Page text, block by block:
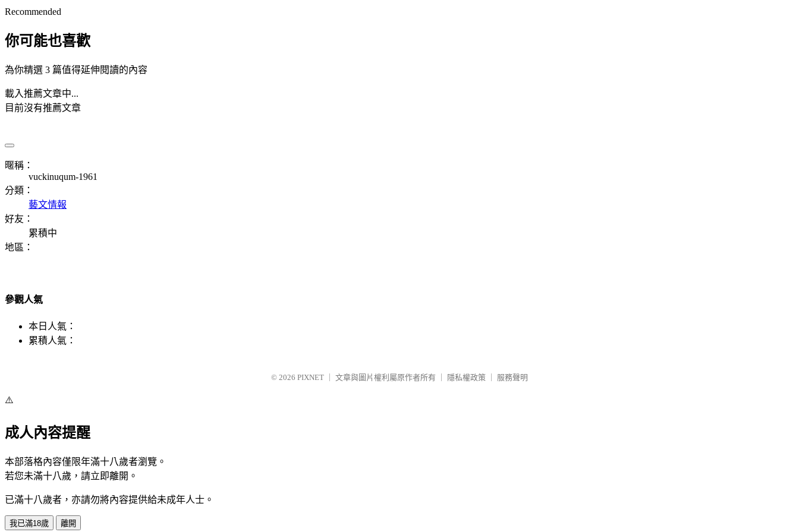
Recommended
你可能也喜歡
為你精選 3 篇值得延伸閱讀的內容
載入推薦文章中...
目前沒有推薦文章
暱稱：
vuckinuqum-1961
分類：
藝文情報
好友：
累積中
地區：
參觀人氣
本日人氣：
累積人氣：
© 2026 PIXNET 文章與圖片權利屬原作者所有 隱私權政策 服務聲明
⚠️
成人內容提醒
本部落格內容僅限年滿十八歲者瀏覽。
若您未滿十八歲，請立即離開。
已滿十八歲者，亦請勿將內容提供給未成年人士。
我已滿18歲 離開